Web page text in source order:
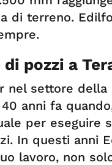
di terreno.
pozzi a
nel settore della
anni fa
per eseguire
In questi anni
lavoro, non